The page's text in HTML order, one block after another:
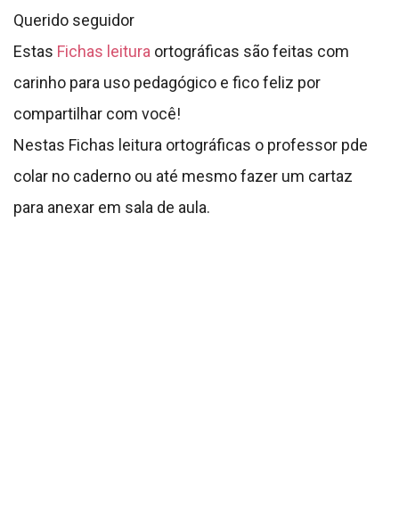
Querido seguidor
Estas Fichas leitura ortográficas são feitas com
carinho para uso pedagógico e fico feliz por
compartilhar com você!
Nestas Fichas leitura ortográficas o professor pde
colar no caderno ou até mesmo fazer um cartaz
para anexar em sala de aula.